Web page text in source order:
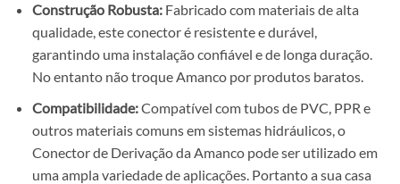
Construção Robusta:Fabricado com materiais de alta
qualidade, este conector é resistente e durável,
garantindo uma instalação confiável e de longa duração.
No entanto não troque Amanco por produtos baratos.
Compatibilidade:Compatível com tubos de PVC, PPR e
outros materiais comuns em sistemas hidráulicos, o
Conector de Derivação da Amanco pode ser utilizado em
uma ampla variedade de aplicações. Portanto a sua casa